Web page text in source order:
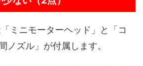
ミニモーターヘッド」と「コ
ノズル」が付属します。